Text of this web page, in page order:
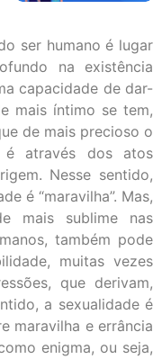
ser humano é lugar
na existência
capacidade de dar-
mais íntimo se tem,
de mais precioso o
através dos atos
Nesse sentido,
é “maravilha”. Mas,
mais sublime nas
também pode
muitas vezes
que derivam,
a sexualidade é
maravilha e errância
enigma, ou seja,